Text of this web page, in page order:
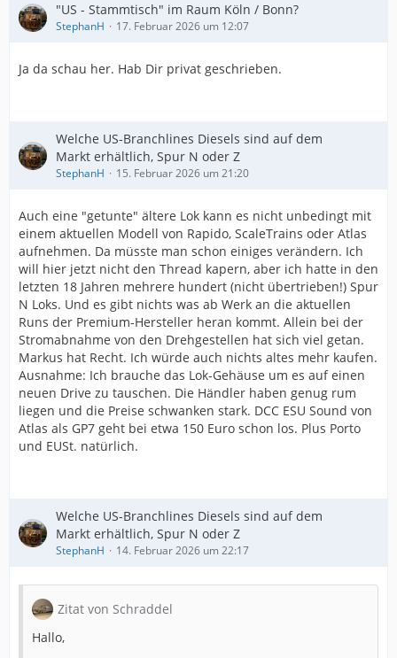
"US - Stammtisch" im Raum Köln / Bonn?
StephanH 17. Februar 2026 um 12:07
Ja da schau her. Hab Dir privat geschrieben.
Welche US-Branchlines Diesels sind auf dem
Markt erhältlich, Spur N oder Z
StephanH 15. Februar 2026 um 21:20
Auch eine "getunte" ältere Lok kann es nicht unbedingt mit
einem aktuellen Modell von Rapido, ScaleTrains oder Atlas
aufnehmen. Da müsste man schon einiges verändern. Ich
will hier jetzt nicht den Thread kapern, aber ich hatte in den
letzten 18 Jahren mehrere hundert (nicht übertrieben!) Spur
N Loks. Und es gibt nichts was ab Werk an die aktuellen
Runs der Premium-Hersteller heran kommt. Allein bei der
Stromabnahme von den Drehgestellen hat sich viel getan.
Markus hat Recht. Ich würde auch nichts altes mehr kaufen.
Ausnahme: Ich brauche das Lok-Gehäuse um es auf einen
neuen Drive zu tauschen. Die Händler haben genug rum
liegen und die Preise schwanken stark. DCC ESU Sound von
Atlas als GP7 geht bei etwa 150 Euro schon los. Plus Porto
und EUSt. natürlich.
Welche US-Branchlines Diesels sind auf dem
Markt erhältlich, Spur N oder Z
StephanH 14. Februar 2026 um 22:17
Zitat von Schraddel
Hallo,